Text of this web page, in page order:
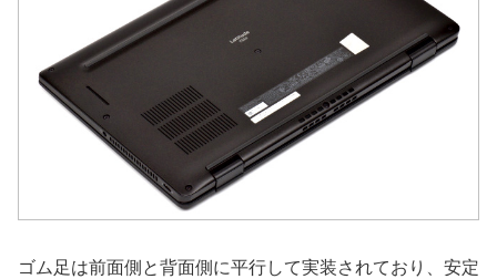
ゴム足は前面側と背面側に平行して実装されており、安定